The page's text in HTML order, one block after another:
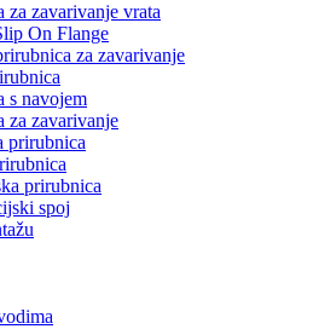
za zavarivanje vrata
On Flange
za zavarivanje
s navojem
za zavarivanje
prirubnica
prirubnica
spoj